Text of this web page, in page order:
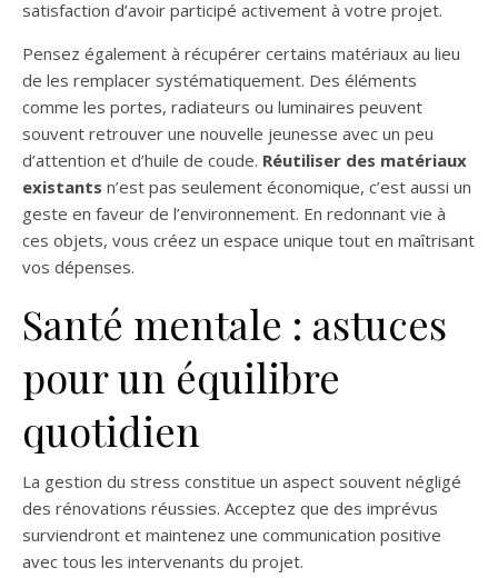
satisfaction d’avoir participé activement à votre projet.
Pensez également à récupérer certains matériaux au lieu
de les remplacer systématiquement. Des éléments
comme les portes, radiateurs ou luminaires peuvent
souvent retrouver une nouvelle jeunesse avec un peu
d’attention et d’huile de coude. Réutiliser des matériaux
existants n’est pas seulement économique, c’est aussi un
geste en faveur de l’environnement. En redonnant vie à
ces objets, vous créez un espace unique tout en maîtrisant
vos dépenses.
Santé mentale : astuces
pour un équilibre
quotidien
La gestion du stress constitue un aspect souvent négligé
des rénovations réussies. Acceptez que des imprévus
surviendront et maintenez une communication positive
avec tous les intervenants du projet.